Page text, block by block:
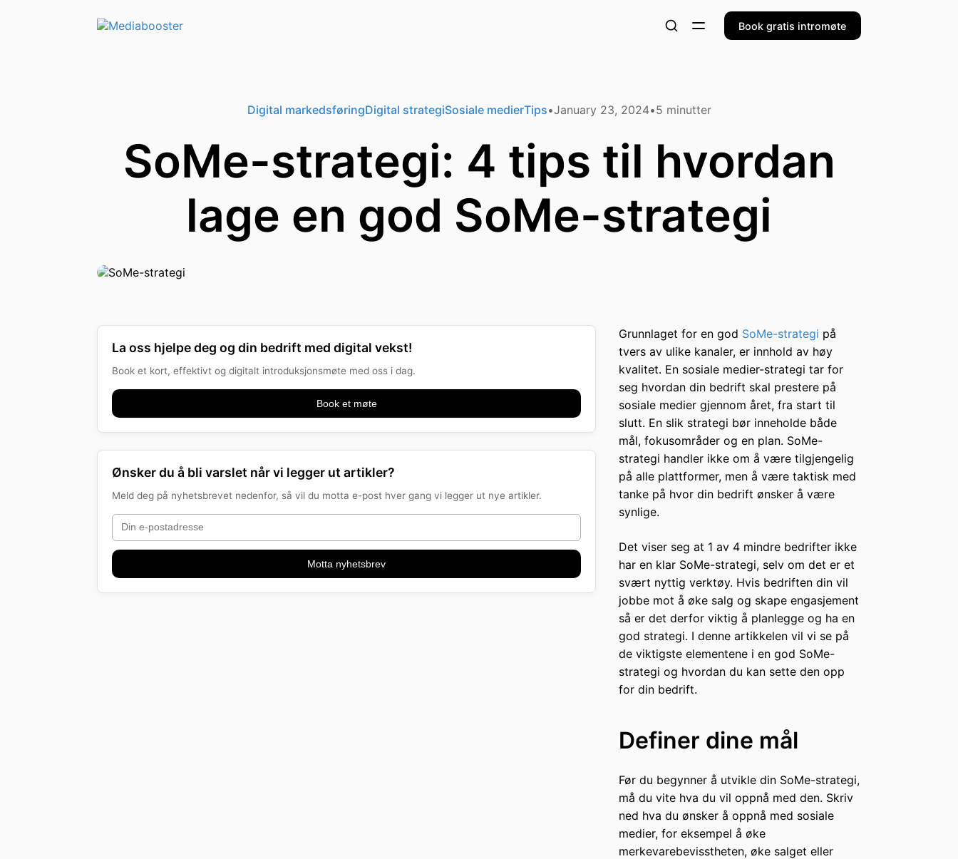
Skip To Main Content Book gratis intromøte
Digital markedsføringDigital strategiSosiale medierTips January 23, 2024 5 minutter
SoMe-strategi: 4 tips til hvordan
lage en god SoMe-strategi
La oss hjelpe deg og din bedrift med digital vekst!
Book et kort, effektivt og digitalt introduksjonsmøte med oss i dag.
Book et møte
Ønsker du å bli varslet når vi legger ut artikler?
Meld deg på nyhetsbrevet nedenfor, så vil du motta e-post hver gang vi legger ut nye artikler.
Motta nyhetsbrev
Grunnlaget for en god SoMe-strategi på
tvers av ulike kanaler, er innhold av høy
kvalitet. En sosiale medier-strategi tar for
seg hvordan din bedrift skal prestere på
sosiale medier gjennom året, fra start til
slutt. En slik strategi bør inneholde både
mål, fokusområder og en plan. SoMe-
strategi handler ikke om å være tilgjengelig
på alle plattformer, men å være taktisk med
tanke på hvor din bedrift ønsker å være
synlige.
Det viser seg at 1 av 4 mindre bedrifter ikke
har en klar SoMe-strategi, selv om det er et
svært nyttig verktøy. Hvis bedriften din vil
jobbe mot å øke salg og skape engasjement
så er det derfor viktig å planlegge og ha en
god strategi. I denne artikkelen vil vi se på
de viktigste elementene i en god SoMe-
strategi og hvordan du kan sette den opp
for din bedrift.
Definer dine mål
Før du begynner å utvikle din SoMe-strategi,
må du vite hva du vil oppnå med den. Skriv
ned hva du ønsker å oppnå med sosiale
medier, for eksempel å øke
merkevarebevisstheten, øke salget eller